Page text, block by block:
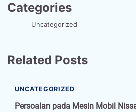
Categories
Uncategorized
Related Posts
UNCATEGORIZED
Persoalan pada Mesin Mobil